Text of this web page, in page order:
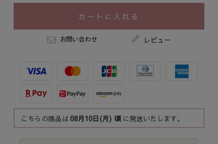
カートに入れる
お問い合わせ レビュー
こちらの商品は08月10日(月) 頃 に発送いたします。